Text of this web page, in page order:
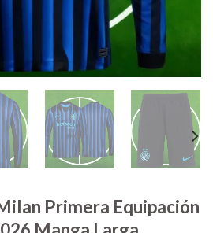
Primera Equipación